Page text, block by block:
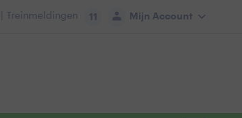
Mijn Account
| Treinmeldingen 11